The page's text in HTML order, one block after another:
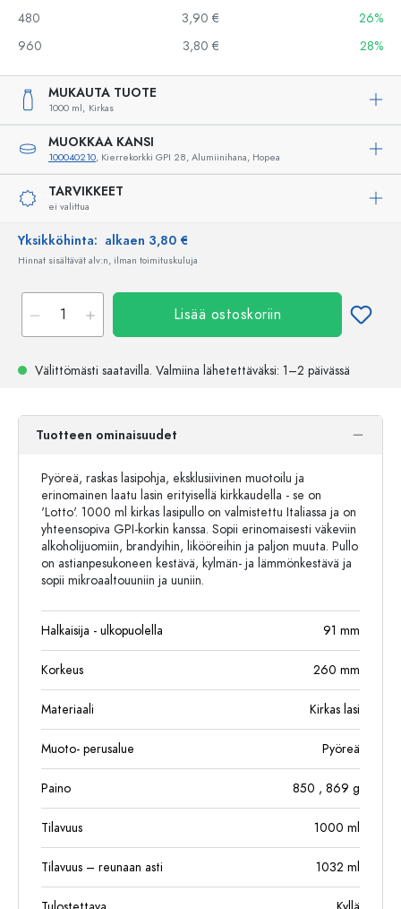
480
3,90 €
26%
960
3,80 € 28%
MUKAUTA TUOTE
1000 ml, Kirkas
MUOKKAA KANSI
100040210, Kierrekorkki GPI 28, Alumiinihana, Hopea
TARVIKKEET
ei valittua
Yksikköhinta: alkaen 3,80 €
Hinnat sisältävät alv:n, ilman toimituskuluja
Lisää ostoskoriin
Välittömästi saatavilla. Valmiina lähetettäväksi: 1–2 päivässä
Tuotteen ominaisuudet
Pyöreä, raskas lasipohja, eksklusiivinen muotoilu ja
erinomainen laatu lasin erityisellä kirkkaudella - se on
'Lotto'. 1000 ml kirkas lasipullo on valmistettu Italiassa ja on
yhteensopiva GPI-korkin kanssa. Sopii erinomaisesti väkeviin
alkoholijuomiin, brandyihin, likööreihin ja paljon muuta. Pullo
on astianpesukoneen kestävä, kylmän- ja lämmönkestävä ja
sopii mikroaaltouuniin ja uuniin.
Halkaisija - ulkopuolella 91 mm
Korkeus 260 mm
Materiaali Kirkas lasi
Muoto- perusalue Pyöreä
Paino 850 , 869 g
Tilavuus 1000 ml
Tilavuus – reunaan asti 1032 ml